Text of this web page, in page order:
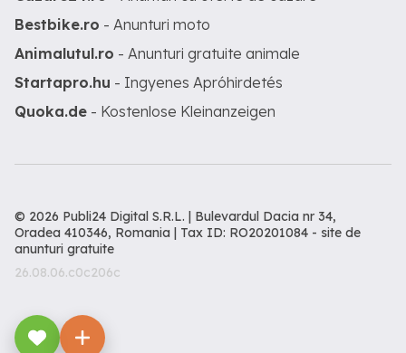
Bestbike.ro - Anunturi moto
Animalutul.ro - Anunturi gratuite animale
Startapro.hu - Ingyenes Apróhirdetés
Quoka.de - Kostenlose Kleinanzeigen
© 2026 Publi24 Digital S.R.L. | Bulevardul Dacia nr 34,
Oradea 410346, Romania | Tax ID: RO20201084 - site de
anunturi gratuite
26.08.06.c0c206c